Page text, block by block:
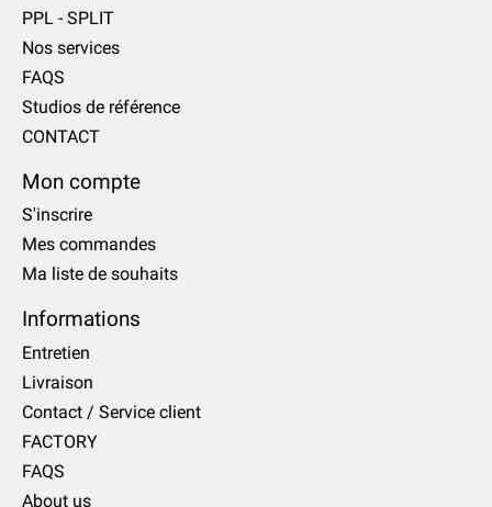
PPL - SPLIT
Nos services
FAQS
Studios de référence
CONTACT
Mon compte
S'inscrire
Mes commandes
Ma liste de souhaits
Informations
Entretien
Livraison
Contact / Service client
FACTORY
FAQS
About us